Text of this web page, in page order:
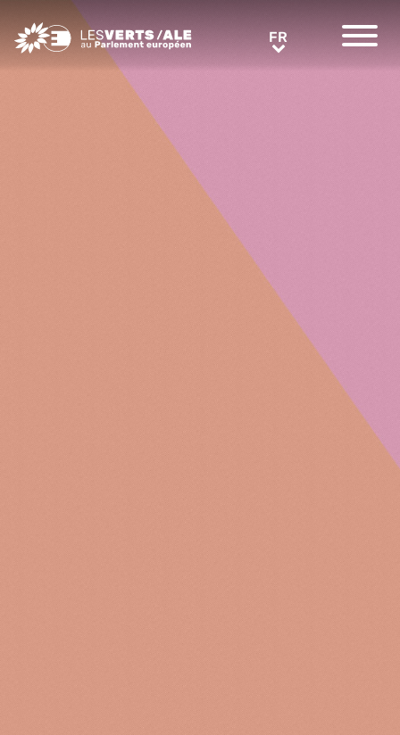
Greens/EFA Home FR